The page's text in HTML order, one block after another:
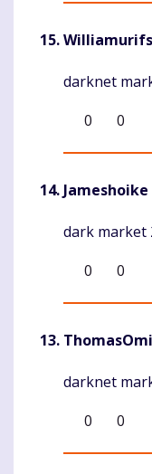
Williamurifs
Komentaras
darknet
0
0
Jameshoike
Komentaras
dark market
0
0
Komentaras
darknet
0
0